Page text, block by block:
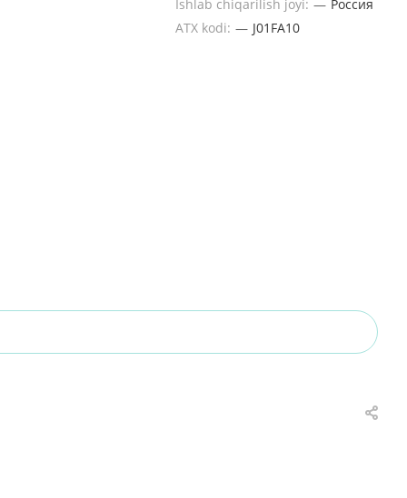
Ishlab chiqarilish joyi: — Россия
ATX kodi: — J01FA10